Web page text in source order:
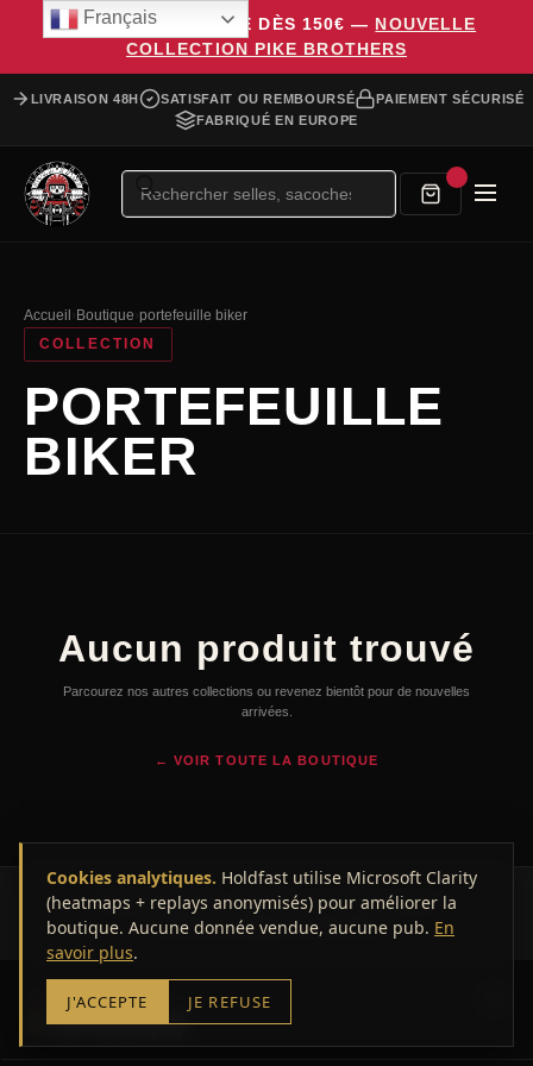
LIVRAISON OFFERTE DÈS 150€ — NOUVELLE
COLLECTION PIKE BROTHERS
LIVRAISON 48H SATISFAIT OU REMBOURSÉ
PAIEMENT SÉCURISÉ
FABRIQUÉ EN EUROPE
Recherche
produits
Accueil Boutique portefeuille biker
COLLECTION
PORTEFEUILLE
BIKER
Aucun produit trouvé
Parcourez nos autres collections ou revenez bientôt pour de nouvelles
arrivées.
← VOIR TOUTE LA BOUTIQUE
© 2026 HOLDFAST — Marseille. Tous droits réservés.
CGVMentions légalesConfidentialité
Français
VOTRE PANIER
article(s)
Cookies analytiques. Holdfast utilise Microsoft Clarity
(heatmaps + replays anonymisés) pour améliorer la
boutique. Aucune donnée vendue, aucune pub. En
savoir plus.
J'ACCEPTE JE REFUSE